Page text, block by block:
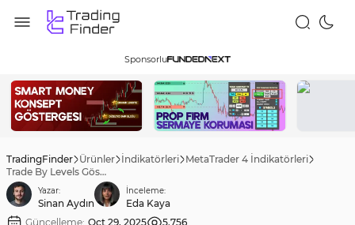
Sponsorlu
TradingFinder Ürünler İndikatörleri MetaTrader 4 İndikatörleri
Trade By Levels Göstergesi MT4 için indir – Ücretsiz – [TradingFinder]
Yazar:
Sinan Aydın
İnceleme:
Eda Kaya
Güncelleme: Oct 29, 2025 5.756